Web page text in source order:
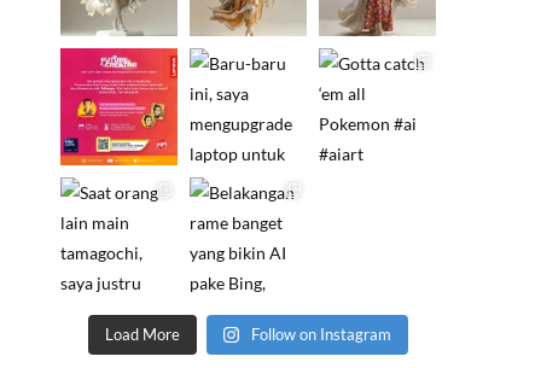
Load More Follow on Instagram